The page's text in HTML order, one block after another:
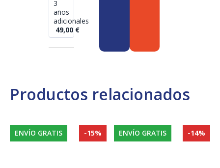
Productos relacionados
ENVÍO GRATIS -15% ENVÍO GRATIS -14%
3
años
adicionales
49,00 €